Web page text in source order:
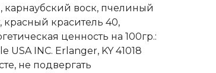
карнаубский воск, пчелиный
краситель 40,
ценность на 100гр.:
INC. Erlanger, KY 41018
не подвергать